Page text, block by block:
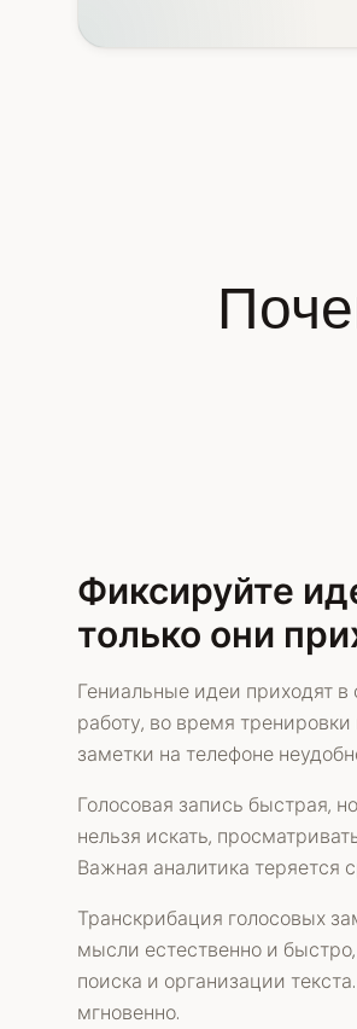
Фиксируйте
только они
Гениальные идеи приходят
работу, во время
заметки на телефоне
Голосовая запись быстрая,
нельзя искать,
Важная аналитика теряется
Транскрибация голосовых
мысли естественно и
поиска и организации
мгновенно.